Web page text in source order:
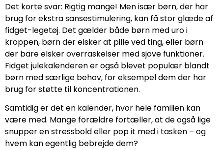
Det korte svar: Rigtig mange! Men især børn, der har
brug for ekstra sansestimulering, kan få stor glæde af
fidget-legetøj. Det gælder både børn med uro i
kroppen, børn der elsker at pille ved ting, eller børn
der bare elsker overraskelser med sjove funktioner.
Fidget julekalenderen er også blevet populær blandt
børn med særlige behov, for eksempel dem der har
brug for støtte til koncentrationen.
Samtidig er det en kalender, hvor hele familien kan
være med. Mange forældre fortæller, at de også lige
snupper en stressbold eller pop it med i tasken – og
hvem kan egentlig bebrejde dem?